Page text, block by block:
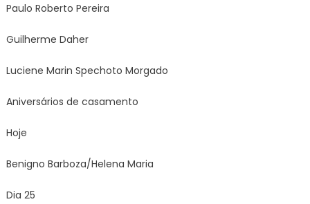
Paulo Roberto Pereira
Guilherme Daher
Luciene Marin Spechoto Morgado
Aniversários de casamento
Hoje
Benigno Barboza/Helena Maria
Dia 25